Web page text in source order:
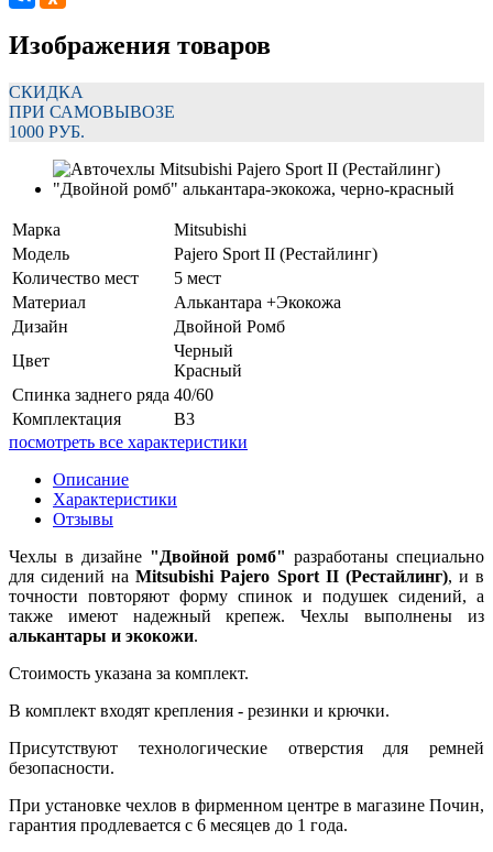
Изображения товаров
СКИДКА
ПРИ САМОВЫВОЗЕ
1000 РУБ.
Марка
Mitsubishi
Модель
Pajero Sport II (Рестайлинг)
Количество мест
5 мест
Материал
Алькантара +Экокожа
Дизайн
Двойной Ромб
Цвет
Черный
Красный
Спинка заднего ряда 40/60
Комплектация
В3
посмотреть все характеристики
Описание
Характеристики
Отзывы
Чехлы в дизайне "Двойной ромб" разработаны специально
для сидений наMitsubishi Pajero Sport II (Рестайлинг), и в
точности повторяют форму спинок и подушек сидений, а
также имеют надежный крепеж. Чехлы выполнены из
алькантары и экокожи.
Стоимость указана за комплект.
В комплект входят крепления - резинки и крючки.
Присутствуют технологические отверстия для ремней
безопасности.
При установке чехлов в фирменном центре в магазине Почин,
гарантия продлевается с 6 месяцев до 1 года.